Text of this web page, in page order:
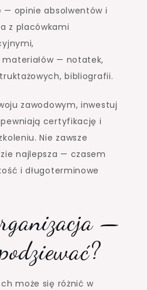
— opinie absolwentów i
z placówkami
— notatek,
bibliografii.
zawodowym, inwestuj
certyfikację i
Nie zawsze
najlepsza — czasem
i długoterminowe
—
może się różnić w